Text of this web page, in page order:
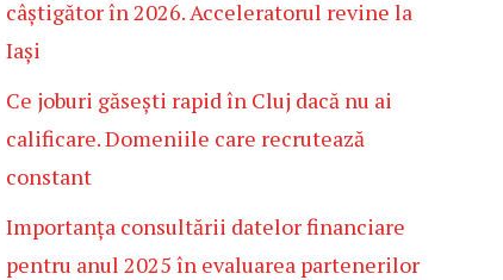
câștigător în 2026. Acceleratorul revine la
Iași
Ce joburi găsești rapid în Cluj dacă nu ai
calificare. Domeniile care recrutează
constant
Importanța consultării datelor financiare
pentru anul 2025 în evaluarea partenerilor